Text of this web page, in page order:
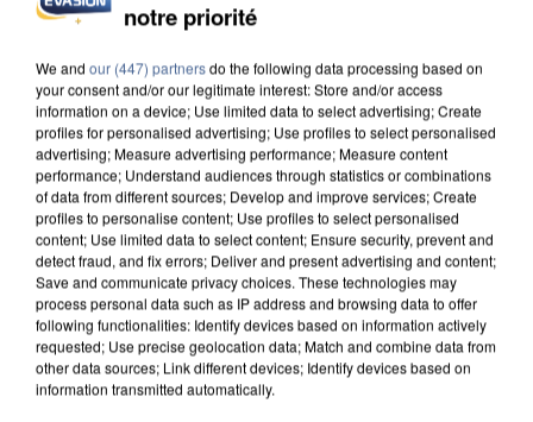
INTERPELLÉ EN ALGÉRIE
notre priorité
We and our (447) partnersdo the following data processing based on
your consent and/or our legitimate interest: Store and/or access
information on a device; Use limited data to select advertising; Create
profiles for personalised advertising; Use profiles to select personalised
advertising; Measure advertising performance; Measure content
performance; Understand audiences through statistics or combinations
of data from different sources; Develop and improve services; Create
profiles to personalise content; Use profiles to select personalised
content; Use limited data to select content; Ensure security, prevent and
detect fraud, and fix errors; Deliver and present advertising and content;
Save and communicate privacy choices. These technologies may
process personal data such as IP address and browsing data to offer
following functionalities: Identify devices based on information actively
requested; Use precise geolocation data; Match and combine data from
other data sources; Link different devices; Identify devices based on
information transmitted automatically.